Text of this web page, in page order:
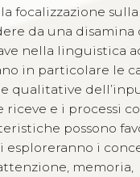
focalizzazione
da una disamina
nella linguistica
in particolare le
qualitative
riceve e i processi
possono
esploreranno i
memoria,